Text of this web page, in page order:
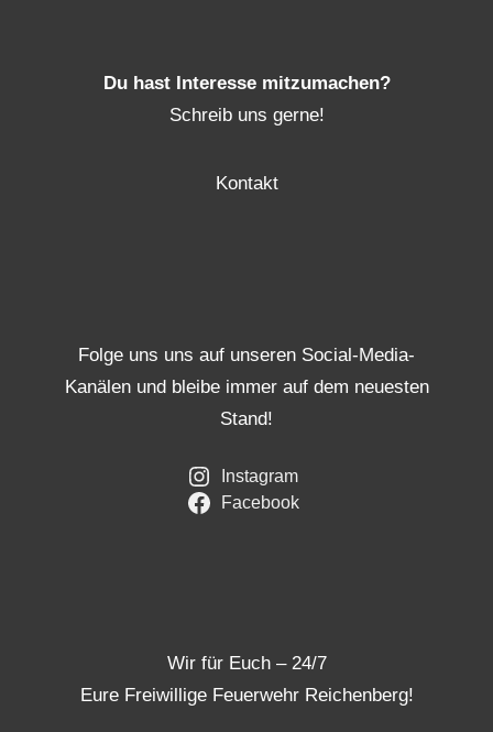
Du hast Interesse mitzumachen?
Schreib uns gerne!
Kontakt
Folge uns uns auf unseren Social-Media-
Kanälen und bleibe immer auf dem neuesten
Stand!
Instagram
Facebook
Wir für Euch – 24/7
Eure Freiwillige Feuerwehr Reichenberg!